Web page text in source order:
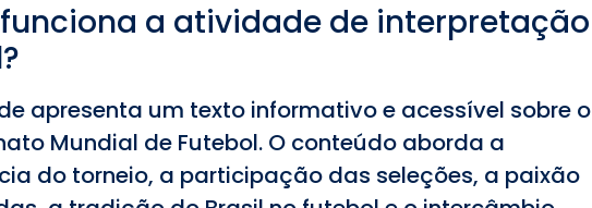
a atividade de interpretação
apresenta um texto informativo e acessível sobre o
Mundial de Futebol. O conteúdo aborda a
do torneio, a participação das seleções, a paixão